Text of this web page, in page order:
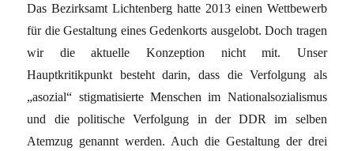
Das Bezirksamt Lichtenberg hatte 2013 einen Wettbewerb
für die Gestaltung eines Gedenkorts ausgelobt. Doch tragen
wir die aktuelle Konzeption nicht mit. Unser
Hauptkritikpunkt besteht darin, dass die Verfolgung als
„asozial“ stigmatisierte Menschen im Nationalsozialismus
und die politische Verfolgung in der DDR im selben
Atemzug genannt werden. Auch die Gestaltung der drei